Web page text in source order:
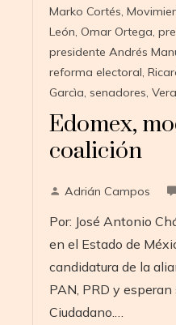
Marko Cortés,
León, Omar Ortega,
presidente Andrés
reforma electoral,
Garcìa, senadores,
Edomex,
coalición
Adrián Campos
Por: José Antonio
en el Estado de
candidatura de la
PAN, PRD y
Ciudadano.…